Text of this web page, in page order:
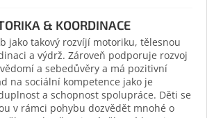
& KOORDINACE
jako takový rozvíjí motoriku, tělesnou
a výdrž. Zároveň podporuje rozvoj
a sebedůvěry a má pozitivní
na sociální kompetence jako je
a schopnost spolupráce. Děti se
v rámci pohybu dozvědět mnohé o